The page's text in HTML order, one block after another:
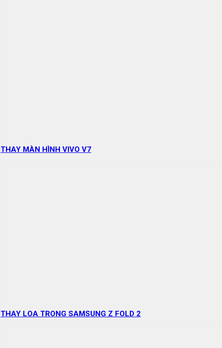
THAY MÀN HÌNH VIVO V7
THAY LOA TRONG SAMSUNG Z FOLD 2